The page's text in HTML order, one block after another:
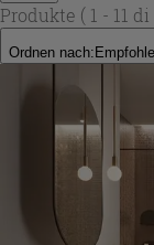
Produkte ( 1 - 11 di
Ordnen nach: